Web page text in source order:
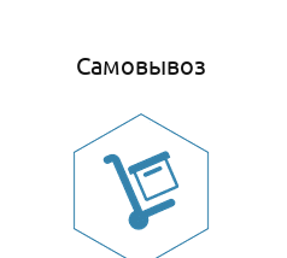
Самовывоз